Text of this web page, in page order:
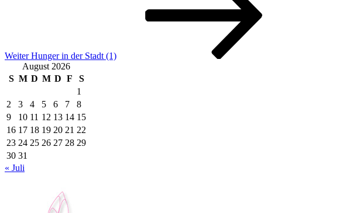
Weiter Hunger in der Stadt (1)
August 2026
S M D M D F
S
1
2
3 4 5 6 7
8
9
10 11 12 13 14 15
16 17 18 19 20 21 22
23 24 25 26 27 28 29
30 31
« Juli